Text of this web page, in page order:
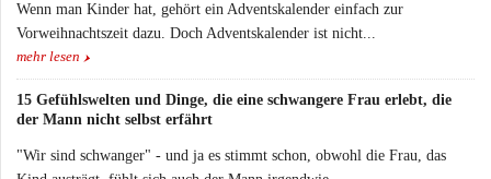
Wenn man Kinder hat, gehört ein Adventskalender einfach zur
Vorweihnachtszeit dazu. Doch Adventskalender ist nicht...
mehr lesen
15 Gefühlswelten und Dinge, die eine schwangere Frau erlebt, die
der Mann nicht selbst erfährt
"Wir sind schwanger" - und ja es stimmt schon, obwohl die Frau, das